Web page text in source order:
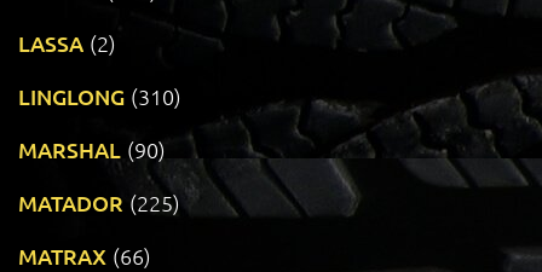
LASSA (2)
LINGLONG (310)
MARSHAL (90)
MATADOR (225)
MATRAX (66)